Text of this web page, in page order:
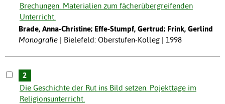
Brechungen. Materialien zum fächerübergreifenden
Unterricht.
Brade, Anna-Christine; Effe-Stumpf, Gertrud; Frink, Gerlind
Monografie
Bielefeld: Oberstufen-Kolleg | 1998
2
Die Geschichte der Rut ins Bild setzen. Pojekttage im
Religionsunterricht.